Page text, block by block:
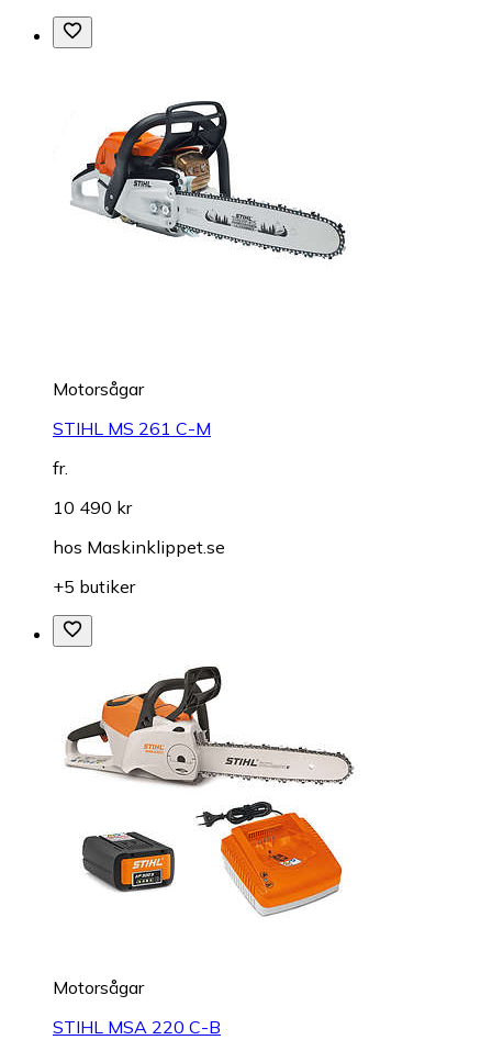
Motorsågar
STIHL MS 261 C-M
fr.
10 490 kr
hos Maskinklippet.se
+5 butiker
Motorsågar
STIHL MSA 220 C-B